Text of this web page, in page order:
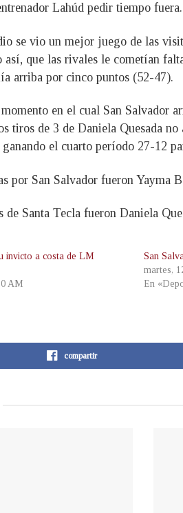
Lahúd pedir tiempo
se vio un mejor juego de las
así, que las rivales le cometían
arriba por cinco puntos (52-47).
en el cual San Salvador
tiros de 3 de Daniela Quesada
el cuarto período 27-12
por San Salvador fueron Yayma
de Santa Tecla fueron Daniela
invicto a costa de LM
AM
San
martes,
En
compartir